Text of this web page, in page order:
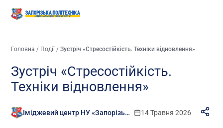
Головна / Події/Зустріч «Стресостійкість. Техніки відновлення»
Зустріч «Стресостійкість.
Техніки відновлення»
Іміджевий центр НУ «Запорізька політехніка» 14 Травня 2026